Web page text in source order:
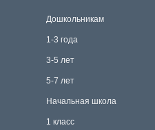
Дошкольникам
1-3 года
3-5 лет
5-7 лет
Начальная школа
1 класс